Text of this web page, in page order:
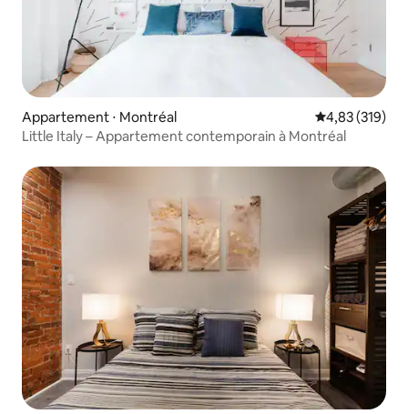
Appartement ⋅ Montréal Évaluation
4,83 (319)
Little Italy – Appartement contemporain à Montréal